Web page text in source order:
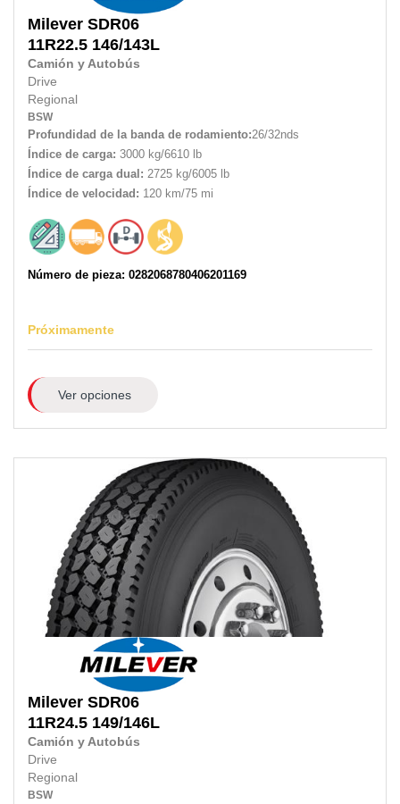
Milever SDR06
11R22.5 146/143L
Camión y Autobús
Drive
Regional
BSW
Profundidad de la banda de rodamiento:26/32nds
Índice de carga: 3000 kg/6610 lb
Índice de carga dual: 2725 kg/6005 lb
Índice de velocidad: 120 km/75 mi
Número de pieza: 0282068780406201169
Próximamente
Ver opciones
Milever SDR06
11R24.5 149/146L
Camión y Autobús
Drive
Regional
BSW